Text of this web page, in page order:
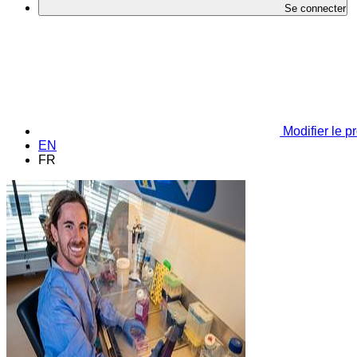
Se connecter
Modifier le
EN
FR